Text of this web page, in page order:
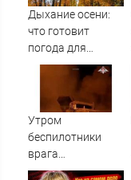
золота
Дыхание осени:
что готовит
погода для
Тверской области
на второй неделе
августа
Утром
беспилотники
врага
попытались